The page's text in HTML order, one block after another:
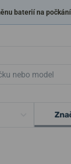
baterií na počkání